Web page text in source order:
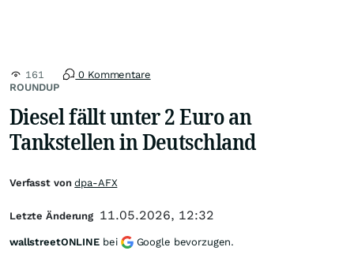
ROUNDUP
161 0 Kommentare
Diesel fällt unter 2 Euro an
Tankstellen in Deutschland
Verfasst vondpa-AFX
Letzte Änderung 11.05.2026, 12:32
wallstreetONLINE bei Google bevorzugen.